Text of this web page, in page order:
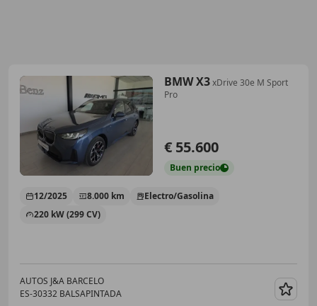
BMW X3xDrive 30e M Sport
Pro
€ 55.600
Buen precio
12/2025 8.000 km
Electro/Gasolina
220 kW (299 CV)
AUTOS J&A BARCELO
ES-30332 BALSAPINTADA